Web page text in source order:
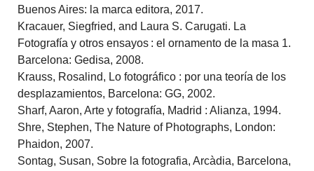
Buenos Aires: la marca editora, 2017.
Kracauer, Siegfried, and Laura S. Carugati. La
Fotografía y otros ensayos : el ornamento de la masa 1.
Barcelona: Gedisa, 2008.
Krauss, Rosalind, Lo fotográfico : por una teoría de los
desplazamientos, Barcelona: GG, 2002.
Sharf, Aaron, Arte y fotografía, Madrid : Alianza, 1994.
Shre, Stephen, The Nature of Photographs, London:
Phaidon, 2007.
Sontag, Susan, Sobre la fotografia, Arcàdia, Barcelona,